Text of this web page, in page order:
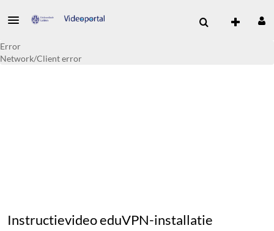
Error
Network/Client error
Instructievideo eduVPN-installatie